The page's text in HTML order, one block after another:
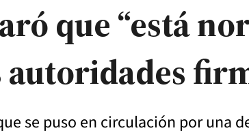
que “está
se puso en circulación por una